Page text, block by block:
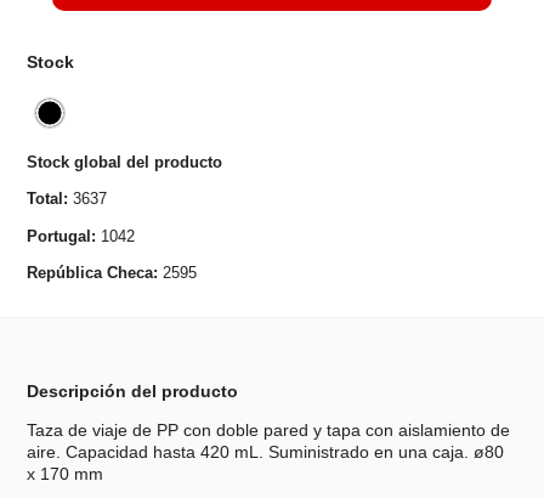
Stock
Stock global del producto
Total: 3637
Portugal: 1042
República Checa: 2595
Descripción del producto
Taza de viaje de PP con doble pared y tapa con aislamiento de
aire. Capacidad hasta 420 mL. Suministrado en una caja. ø80
x 170 mm